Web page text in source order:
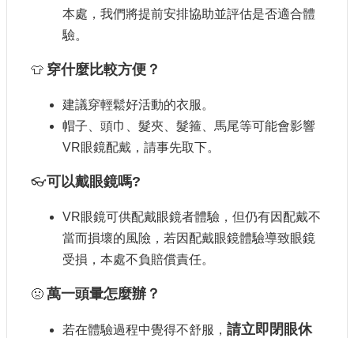
本處，我們將提前安排協助並評估是否適合體
驗。
👕 穿什麼比較方便？
建議穿輕鬆好活動的衣服。
帽子、頭巾、髮夾、髮箍、馬尾等可能會影響
VR眼鏡配戴，請事先取下。
👓可以戴眼鏡嗎?
VR眼鏡可供配戴眼鏡者體驗，但仍有因配戴不
當而損壞的風險，若因配戴眼鏡體驗導致眼鏡
受損，本處不負賠償責任。
🤢 萬一頭暈怎麼辦？
若在體驗過程中覺得不舒服， 請立即閉眼休